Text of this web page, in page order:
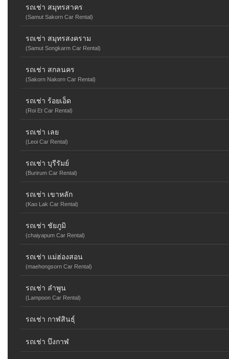
รถเช่า สมุทรสาคร
(Samut Sakorn Car Rental)
รถเช่า สมุทรสงคราม
(Samut Songkarm Car Rental)
รถเช่า สกลนคร
(Sakorn Nakorn Car Rental)
รถเช่า ร้อยเอ็ด
(Roi Et Car Rental)
รถเช่า เลย
(Leoi Car Rental)
รถเช่า บุรีรัมย์
(Burirum Car Rental)
รถเช่า เขาหลัก
(Kao Lak Car Rental)
รถเช่า ชัยภูมิ
(chaiyapum Car Rental)
รถเช่า แม่ฮ่องสอน
(maehongsorn Car Rental)
รถเช่า ลำพูน
(Lampoon Car Rental)
รถเช่า กาฬสินธุ์
รถเช่า บึงกาฬ